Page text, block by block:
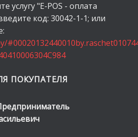
услугу "E-POS - оплата
код: 30042-1-1; или
ПОКУПАТЕЛЯ